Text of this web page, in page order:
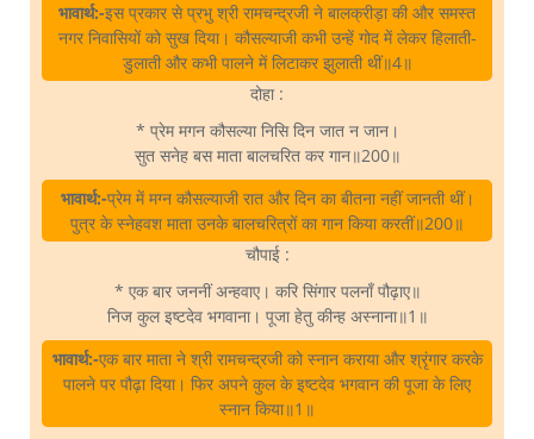
भावार्थ:-इस प्रकार से प्रभु श्री रामचन्द्रजी ने बालक्रीड़ा की और समस्त
नगर निवासियों को सुख दिया। कौसल्याजी कभी उन्हें गोद में लेकर हिलाती-
डुलाती और कभी पालने में लिटाकर झुलाती थीं॥4॥
दोहा :
* प्रेम मगन कौसल्या निसि दिन जात न जान।
सुत सनेह बस माता बालचरित कर गान॥200॥
भावार्थ:-प्रेम में मग्न कौसल्याजी रात और दिन का बीतना नहीं जानती थीं।
पुत्र के स्नेहवश माता उनके बालचरित्रों का गान किया करतीं॥200॥
चौपाई :
* एक बार जननीं अन्हवाए। करि सिंगार पलनाँ पौढ़ाए॥
निज कुल इष्टदेव भगवाना। पूजा हेतु कीन्ह अस्नाना॥1॥
भावार्थ:-एक बार माता ने श्री रामचन्द्रजी को स्नान कराया और श्रृंगार करके
पालने पर पौढ़ा दिया। फिर अपने कुल के इष्टदेव भगवान की पूजा के लिए
स्नान किया॥1॥